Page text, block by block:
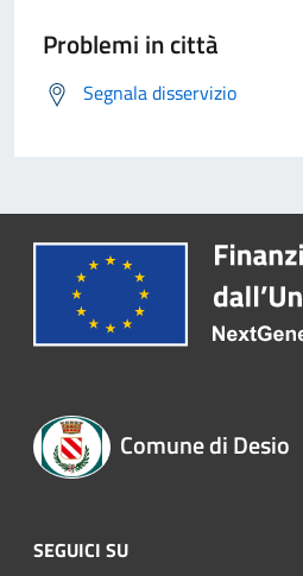
Problemi in città
Segnala disservizio
Comune di Desio
SEGUICI SU